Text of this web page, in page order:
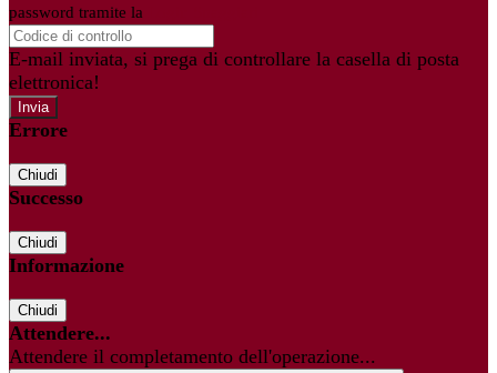
password tramite la
E-mail inviata, si prega di controllare la casella di posta
elettronica!
Errore
Chiudi
Successo
Chiudi
Informazione
Chiudi
Attendere...
Attendere il completamento dell'operazione...